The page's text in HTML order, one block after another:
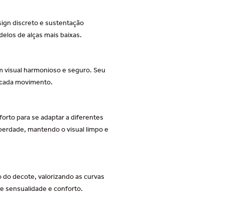
discreto e sustentação
de alças mais baixas.
visual harmonioso e seguro. Seu
movimento.
para se adaptar a diferentes
mantendo o visual limpo e
decote, valorizando as curvas
sensualidade e conforto.